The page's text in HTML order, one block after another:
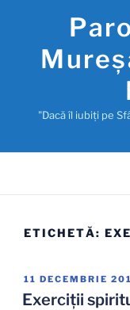
conținut
"Dacă îl iubiţi pe
ETICHETĂ:
PUBLICAT
PE
11 DECEMBRIE
Exerciţii